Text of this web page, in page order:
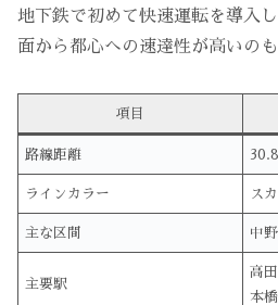
地下鉄で初めて快速運転を導入
面から都心への速達性が高いのも
項目
路線距離
ラインカラー ス
主な区間 中
主要駅
高
本